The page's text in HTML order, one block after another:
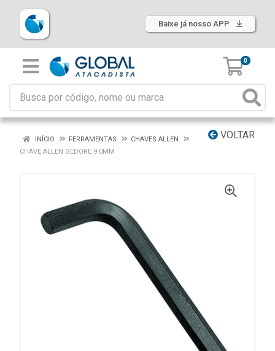
Baixe já nosso APP
0
VOLTAR
INÍCIO FERRAMENTAS
CHAVES ALLEN
CHAVE ALLEN GEDORE 9.0MM